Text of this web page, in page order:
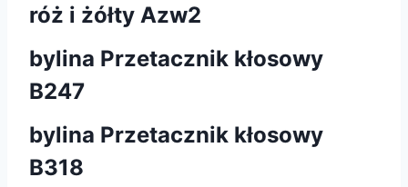
róż i żółty Azw2
bylina Przetacznik kłosowy
B247
bylina Przetacznik kłosowy
B318